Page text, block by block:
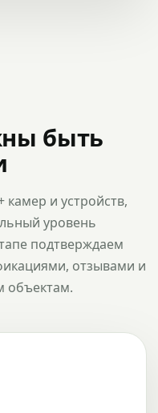
быть
камер и устройств,
уровень
подтверждаем
отзывами и
объектам.